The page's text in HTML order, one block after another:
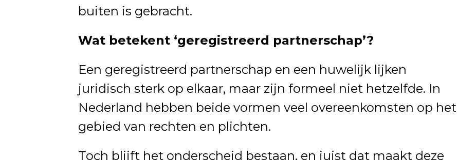
buiten is gebracht.
Wat betekent ‘geregistreerd partnerschap’?
Een geregistreerd partnerschap en een huwelijk lijken
juridisch sterk op elkaar, maar zijn formeel niet hetzelfde. In
Nederland hebben beide vormen veel overeenkomsten op het
gebied van rechten en plichten.
Toch blijft het onderscheid bestaan, en juist dat maakt deze